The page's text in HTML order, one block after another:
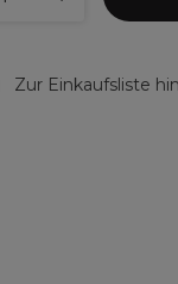
Zur Einkaufsliste